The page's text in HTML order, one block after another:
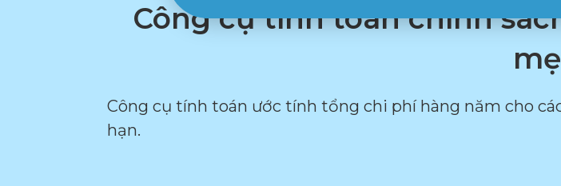
Công cụ tính toán chính
mẹ
Công cụ tính toán ước tính tổng chi phí hàng năm cho
hạn.